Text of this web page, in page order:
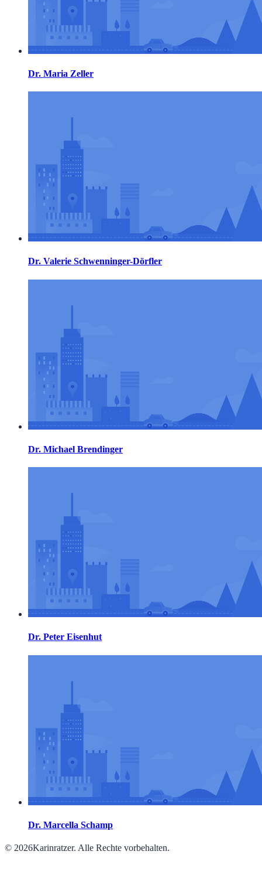
Dr. Maria Zeller
Dr. Valerie Schwenninger-Dörfler
Dr. Michael Brendinger
Dr. Peter Eisenhut
Dr. Marcella Schamp
© 2026Karinratzer. Alle Rechte vorbehalten.